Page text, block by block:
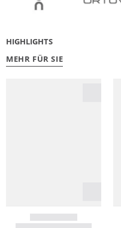
HIGHLIGHTS
MEHR FÜR SIE